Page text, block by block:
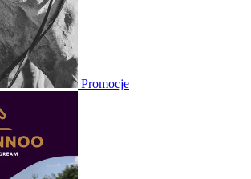
Promocje